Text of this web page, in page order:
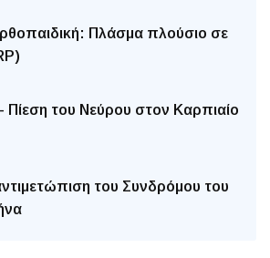
Πλάσμα πλούσιο σε
Πίεση του Νεύρου στον Καρπιαίο
του Συνδρόμου του